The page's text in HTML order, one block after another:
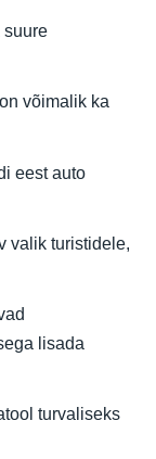
suure
võimalik ka
eest auto
valik turistidele,
lisada
turvaliseks